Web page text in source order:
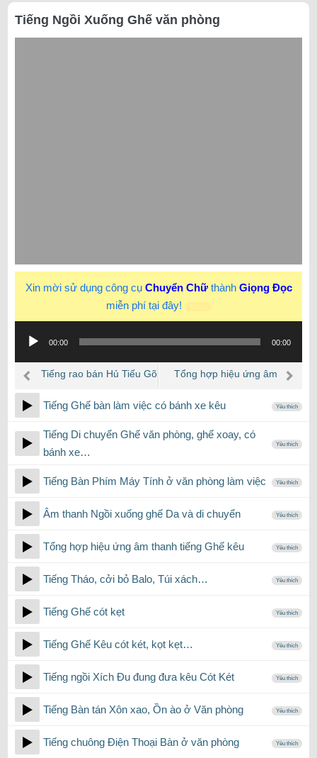
Tiếng Ngồi Xuống Ghế văn phòng
Xin mời sử dụng công cụ Chuyển Chữthành Giọng Đọc
miễn phí tại đây!
phát
âm
thanh
00:00 00:00
Tiếng rao bán Hủ Tiếu Gõ
Tổng hợp hiệu ứng âm
Tiếng Ghế bàn làm việc có bánh xe kêu Yêu thích
Tiếng Di chuyển Ghế văn phòng, ghế xoay, có
bánh xe…
Yêu thích
Tiếng Bàn Phím Máy Tính ở văn phòng làm việc Yêu thích
Âm thanh Ngồi xuống ghế Da và di chuyển Yêu thích
Tổng hợp hiệu ứng âm thanh tiếng Ghế kêu Yêu thích
Tiếng Tháo, cởi bỏ Balo, Túi xách… Yêu thích
Tiếng Ghế cót kẹt Yêu thích
Tiếng Ghế Kêu cót két, kọt kẹt… Yêu thích
Tiếng ngồi Xích Đu đung đưa kêu Cót Két Yêu thích
Tiếng Bàn tán Xôn xao, Ồn ào ở Văn phòng Yêu thích
Tiếng chuông Điện Thoại Bàn ở văn phòng Yêu thích